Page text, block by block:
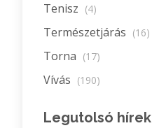
Tenisz (4)
Természetjárás (16)
Torna (17)
Vívás (190)
Legutolsó hírek